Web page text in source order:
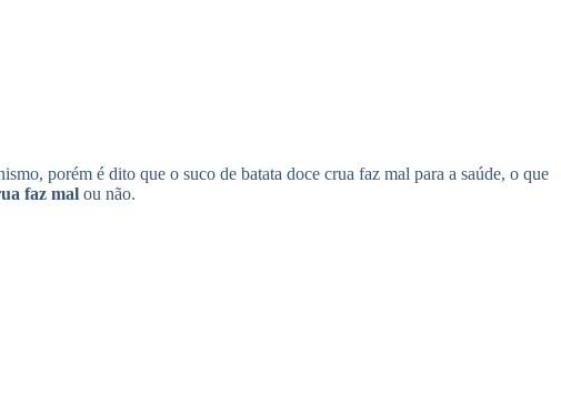
porém é dito que o suco de batata doce crua faz mal para a saúde, o que
faz mal ou não.